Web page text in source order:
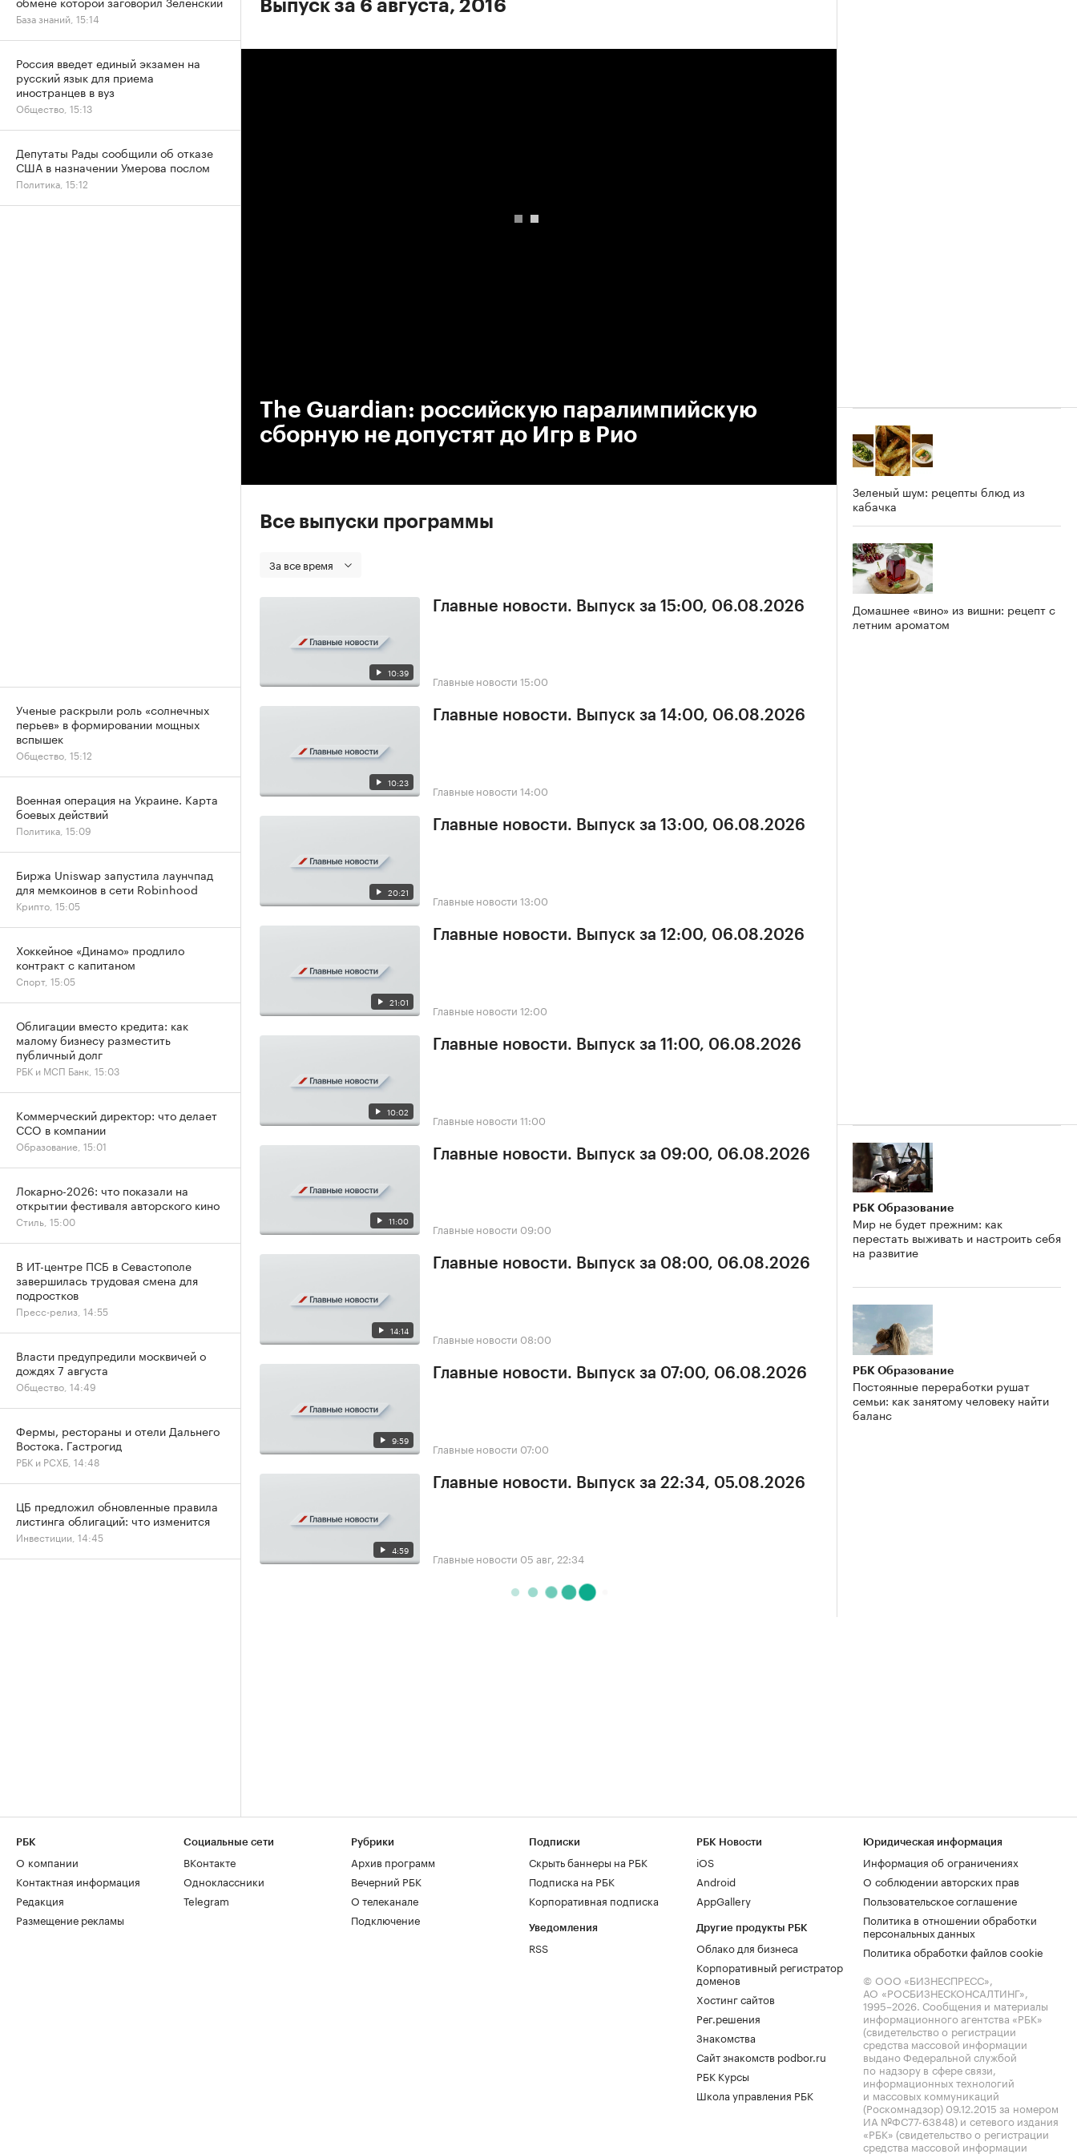
Выпуск за 6 августа, 2016
The Guardian: российскую паралимпийскую
сборную не допустят до Игр в Рио
Все выпуски программы
За все время
10:39
Главные новости. Выпуск за 15:00, 06.08.2026
Главные новости 15:00
10:23
Главные новости. Выпуск за 14:00, 06.08.2026
Главные новости 14:00
20:21
Главные новости. Выпуск за 13:00, 06.08.2026
Главные новости 13:00
21:01
Главные новости. Выпуск за 12:00, 06.08.2026
Главные новости 12:00
10:02
Главные новости. Выпуск за 11:00, 06.08.2026
Главные новости 11:00
11:00
Главные новости. Выпуск за 09:00, 06.08.2026
Главные новости 09:00
14:14
Главные новости. Выпуск за 08:00, 06.08.2026
Главные новости 08:00
9:59
Главные новости. Выпуск за 07:00, 06.08.2026
Главные новости 07:00
4:59
Главные новости. Выпуск за 22:34, 05.08.2026
Главные новости 05 авг, 22:34
Зеленый шум: рецепты блюд из
кабачка
Домашнее «вино» из вишни: рецепт с
летним ароматом
РБК Образование
Мир не будет прежним: как
перестать выживать и настроить себя
на развитие
РБК Образование
Постоянные переработки рушат
семьи: как занятому человеку найти
баланс
База знаний, 15:14
Россия введет единый экзамен на
русский язык для приема
иностранцев в вуз
Общество, 15:13
Депутаты Рады сообщили об отказе
США в назначении Умерова послом
Политика, 15:12
Ученые раскрыли роль «солнечных
перьев» в формировании мощных
вспышек
Общество, 15:12
Военная операция на Украине. Карта
боевых действий
Политика, 15:09
Биржа Uniswap запустила лаунчпад
для мемкоинов в сети Robinhood
Крипто, 15:05
Хоккейное «Динамо» продлило
контракт с капитаном
Спорт, 15:05
Облигации вместо кредита: как
малому бизнесу разместить
публичный долг
РБК и МСП Банк, 15:03
Коммерческий директор: что делает
CCO в компании
Образование, 15:01
Локарно-2026: что показали на
открытии фестиваля авторского кино
Стиль, 15:00
В ИТ-центре ПСБ в Севастополе
завершилась трудовая смена для
подростков
Пресс-релиз, 14:55
Власти предупредили москвичей о
дождях 7 августа
Общество, 14:49
Фермы, рестораны и отели Дальнего
Востока. Гастрогид
РБК и РСХБ, 14:48
ЦБ предложил обновленные правила
листинга облигаций: что изменится
Инвестиции, 14:45
РБК
О компании
Контактная информация
Редакция
Размещение рекламы
Социальные сети
ВКонтакте
Одноклассники
Telegram
Рубрики
Архив программ
Вечерний РБК
О телеканале
Подключение
Подписки
Скрыть баннеры на РБК
Подписка на РБК
Корпоративная подписка
Уведомления
RSS
РБК Новости
iOS
Android
AppGallery
Другие продукты РБК
Облако для бизнеса
Корпоративный регистратор
доменов
Хостинг сайтов
Рег.решения
Знакомства
Сайт знакомств podbor.ru
РБК Курсы
Школа управления РБК
Юридическая информация
Информация об ограничениях
О соблюдении авторских прав
Пользовательское соглашение
Политика в отношении обработки
персональных данных
Политика обработки файлов cookie
© ООО «БИЗНЕСПРЕСС»,
АО «РОСБИЗНЕСКОНСАЛТИНГ»,
1995–2026. Сообщения и материалы
информационного агентства «РБК»
(свидетельство о регистрации
средства массовой информации
выдано Федеральной службой
по надзору в сфере связи,
информационных технологий
и массовых коммуникаций
(Роскомнадзор) 09.12.2015 за номером
ИА №ФС77-63848) и сетевого издания
«РБК» (свидетельство о регистрации
средства массовой информации